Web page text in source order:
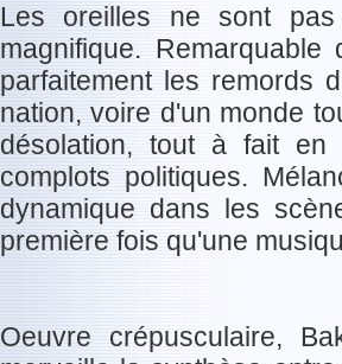
Les oreilles ne sont
magnifique.
parfaitement les remords
nation, voire d'un monde
désolation, tout à fait
complots politiques.
dynamique dans les
première fois qu'une
Oeuvre crépusculaire,